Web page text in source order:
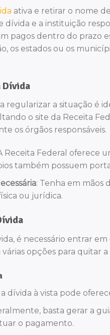
ativa e retirar o nome
dívida e a instituição
pagos dentro do prazo
os estados ou os
regularizar a situação é
o site da Receita
os órgãos responsáveis.
Receita Federal oferece
também possuem
: Tenha em mãos
ou jurídica.
é necessário entrar
opções para quitar a
a dívida à vista pode
basta gerar a
o pagamento.